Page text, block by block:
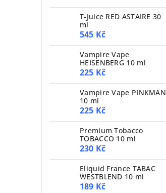
T-Juice RED ASTAIRE 30
ml
545 Kč
Vampire Vape
HEISENBERG 10 ml
225 Kč
Vampire Vape PINKMAN
10 ml
225 Kč
Premium Tobacco
TOBACCO 10 ml
230 Kč
Eliquid France TABAC
WESTBLEND 10 ml
189 Kč